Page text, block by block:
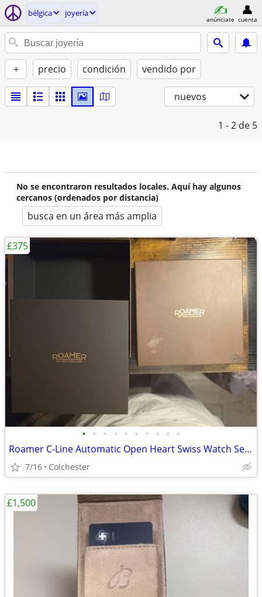
bélgica joyería
anúnciate cuenta
+ precio condición vendido por
nuevos
1 - 2 de 5
No se encontraron resultados locales. Aquí hay algunos
cercanos (ordenados por distancia)
busca en un área más amplia
• • • • • • • • • •
Roamer C-Line Automatic Open Heart Swiss Watch Set - Like New, Worn On
7/16 Colchester
£375
£1,500